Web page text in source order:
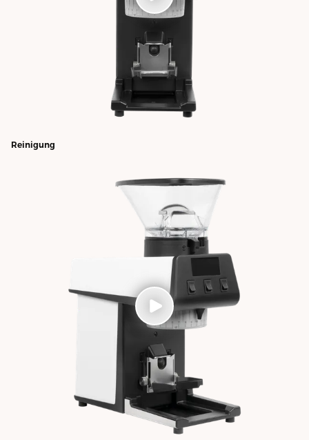
Reinigung